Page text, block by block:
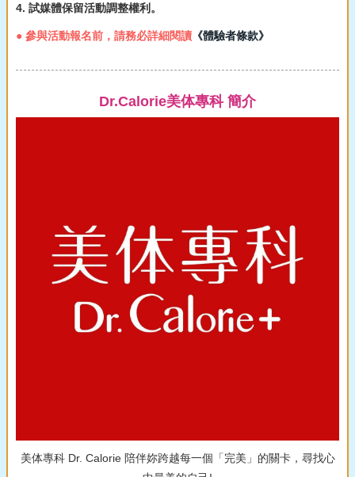
4. 試媒體保留活動調整權利。
● 參與活動報名前，請務必詳細閱讀 《體驗者條款》
Dr.Calorie美体專科 簡介
美体專科 Dr. Calorie 陪伴妳跨越每一個「完美」的關卡，尋找心